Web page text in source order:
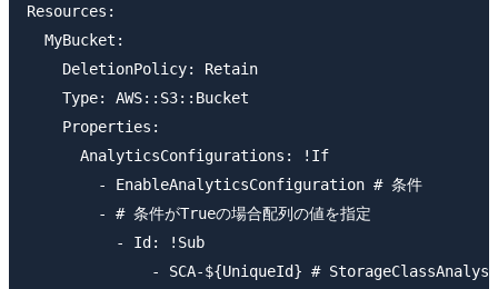
Resources:
  MyBucket:
    DeletionPolicy: Retain
    Type: AWS::S3::Bucket
    Properties:
      AnalyticsConfigurations: !If
        - EnableAnalyticsConfiguration # 条件
        - # 条件がTrueの場合配列の値を指定
          - Id: !Sub
- SCA-${UniqueId} #